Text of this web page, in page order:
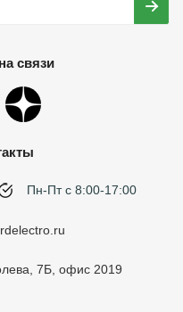
связи
Пн-Пт с 8:00-17:00
7Б, офис 2019